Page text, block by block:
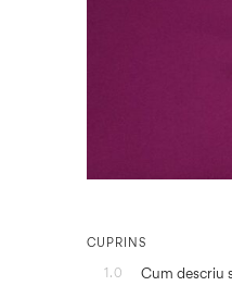
CUPRINS
1.0
Cum descriu